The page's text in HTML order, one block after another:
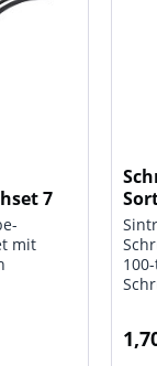
7
mit
m, Ø
in...